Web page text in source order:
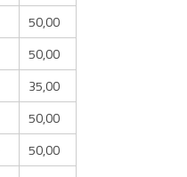
50,00
50,00
35,00
50,00
50,00